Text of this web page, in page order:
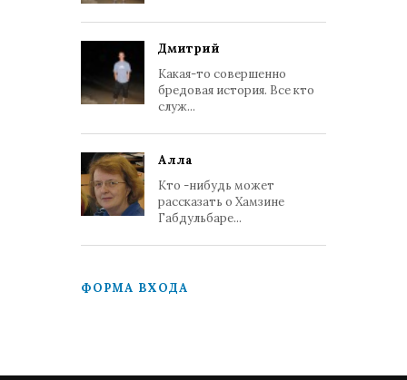
Дмитрий
Какая-то совершенно
бредовая история. Все кто
служ...
Алла
Кто -нибудь может
рассказать о Хамзине
Габдульбаре...
ФОРМА ВХОДА